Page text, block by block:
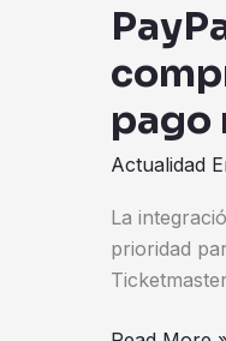
pago
Actualidad
La
prioridad
experiencia
de
pago
rápida
y